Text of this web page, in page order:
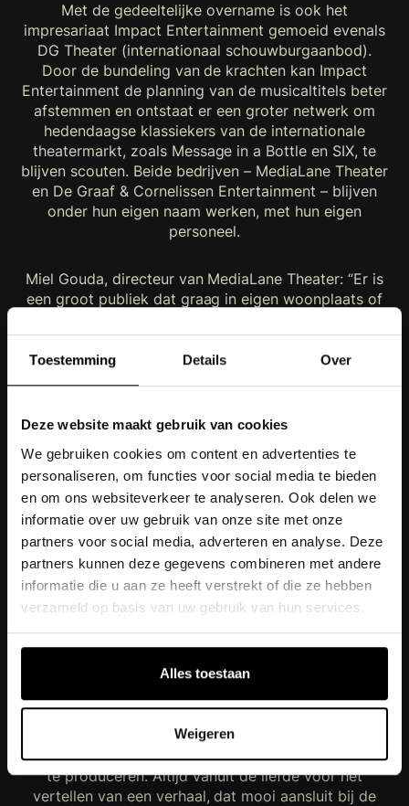
Toestemming Details Over
Deze website maakt gebruik van cookies
We gebruiken cookies om content en advertenties te
personaliseren, om functies voor social media te bieden
en om ons websiteverkeer te analyseren. Ook delen we
informatie over uw gebruik van onze site met onze
partners voor social media, adverteren en analyse. Deze
partners kunnen deze gegevens combineren met andere
informatie die u aan ze heeft verstrekt of die ze hebben
verzameld op basis van uw gebruik van hun services.
Alles toestaan
Weigeren
Met de gedeeltelijke overname is ook het
impresariaat Impact Entertainment gemoeid evenals
DG Theater (internationaal schouwburgaanbod).
Door de bundeling van de krachten kan Impact
Entertainment de planning van de musicaltitels beter
afstemmen en ontstaat er een groter netwerk om
hedendaagse klassiekers van de internationale
theatermarkt, zoals Message in a Bottle en SIX, te
blijven scouten. Beide bedrijven – MediaLane Theater
en De Graaf & Cornelissen Entertainment – blijven
onder hun eigen naam werken, met hun eigen
personeel.
Miel Gouda, directeur van MediaLane Theater: “Er is
een groot publiek dat graag in eigen woonplaats of
kunnen we de beste musicaltitels naar het publiek en
de theaters in het land toe blijven brengen. Een
Iris van den Ende, CEO MediaLane: “Ruud de Graaf en
Hans Cornelissen zijn niet meer weg te denken uit
ons musicallandschap. Wij delen met hen de liefde
voor de ontwikkeling van oorspronkelijke producties
én een oog voor bijzonder buitenlands aanbod. We
zijn er trots op dat wij partner zijn geworden van hun
mooie bedrijf, dat zelfstandig zal blijven opereren.”
Ruud de Graaf & Hans Cornelissen: “Met succesvolle
producties als Les Misérables en Message in a
Side Story in het vooruitzicht, zijn wij na ruim twintig
jaar en circa zestig producties, klaar voor een
volgende stap. Samenwerking is daarbij voor ons een
logische keuze. We verheugen ons erop om samen
met MediaLane Theater nog meer mooie producties
te produceren. Altijd vanuit de liefde voor het
vertellen van een verhaal, dat mooi aansluit bij de